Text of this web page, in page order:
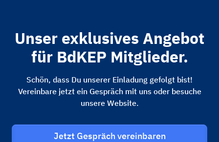
Unser exklusives Angebot
für BdKEP Mitglieder.
Schön, dass Du unserer Einladung gefolgt bist!
Vereinbare jetzt ein Gespräch mit uns oder besuche
unsere Website.
Jetzt Gespräch vereinbaren